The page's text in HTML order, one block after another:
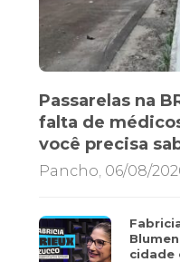
Passarelas na
falta de
você precisa
Pancho, 06/08/
cidade